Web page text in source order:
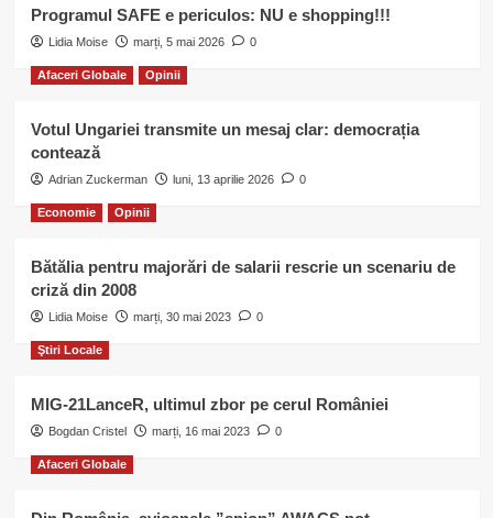
Programul SAFE e periculos: NU e shopping!!!
Lidia Moise marți, 5 mai 2026 0
Afaceri Globale Opinii
Votul Ungariei transmite un mesaj clar: democrația
contează
Adrian Zuckerman luni, 13 aprilie 2026 0
Economie Opinii
Bătălia pentru majorări de salarii rescrie un scenariu de
criză din 2008
Lidia Moise marți, 30 mai 2023 0
Ştiri Locale
MIG-21LanceR, ultimul zbor pe cerul României
Bogdan Cristel marți, 16 mai 2023 0
Afaceri Globale